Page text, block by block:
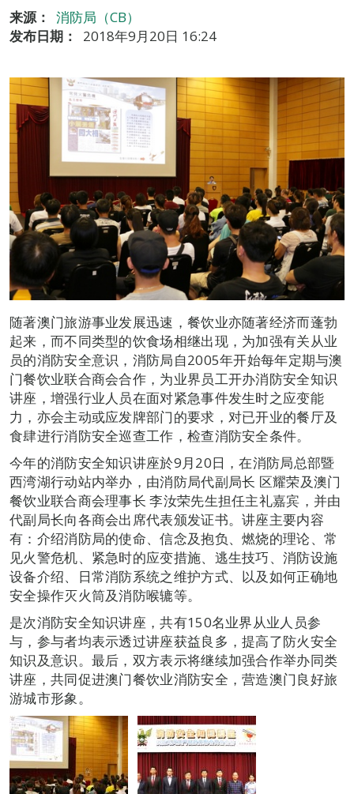
来源：
消防局（CB）
发布日期：
2018年9月20日 16:24
随著澳门旅游事业发展迅速，餐饮业亦随著经济而蓬勃
起来，而不同类型的饮食场相继出现，为加强有关从业
员的消防安全意识，消防局自2005年开始每年定期与澳
门餐饮业联合商会合作，为业界员工开办消防安全知识
讲座，增强行业人员在面对紧急事件发生时之应变能
力，亦会主动或应发牌部门的要求，对已开业的餐厅及
食肆进行消防安全巡查工作，检查消防安全条件。
今年的消防安全知识讲座於9月20日，在消防局总部暨
西湾湖行动站内举办，由消防局代副局长 区耀荣及澳门
餐饮业联合商会理事长 李汝荣先生担任主礼嘉宾，并由
代副局长向各商会出席代表颁发证书。讲座主要内容
有：介绍消防局的使命、信念及抱负、燃烧的理论、常
见火警危机、紧急时的应变措施、逃生技巧、消防设施
设备介绍、日常消防系统之维护方式、以及如何正确地
安全操作灭火筒及消防喉辘等。
是次消防安全知识讲座，共有150名业界从业人员参
与，参与者均表示透过讲座获益良多，提高了防火安全
知识及意识。最后，双方表示将继续加强合作举办同类
讲座，共同促进澳门餐饮业消防安全，营造澳门良好旅
游城市形象。